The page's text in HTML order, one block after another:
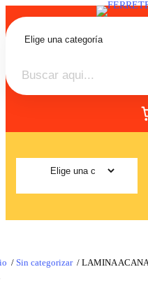
/ Sin categorizar / LAMINA